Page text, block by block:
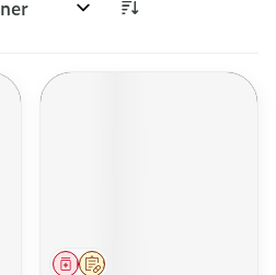
Sur prescription
Médicament